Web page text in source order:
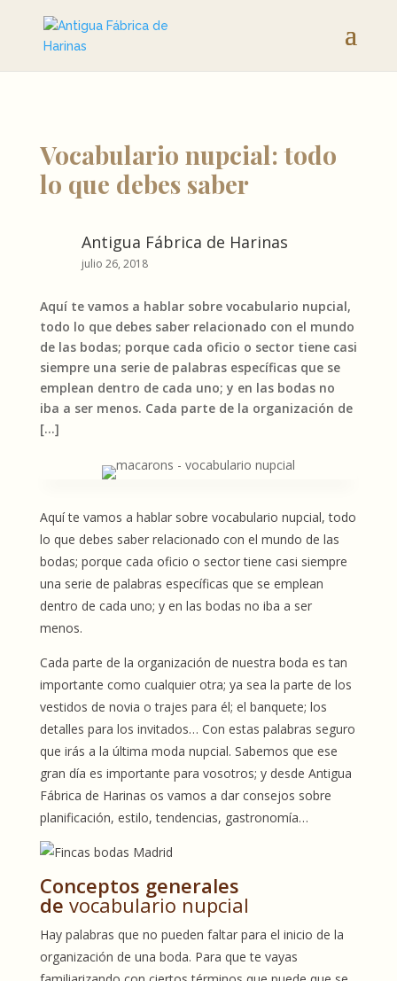
Vocabulario nupcial: todo
lo que debes saber
Antigua Fábrica de Harinas
julio 26, 2018
Aquí te vamos a hablar sobre vocabulario nupcial,
todo lo que debes saber relacionado con el mundo
de las bodas; porque cada oficio o sector tiene casi
siempre una serie de palabras específicas que se
emplean dentro de cada uno; y en las bodas no
iba a ser menos. Cada parte de la organización de
[…]
Aquí te vamos a hablar sobre vocabulario nupcial, todo
lo que debes saber relacionado con el mundo de las
bodas; porque cada oficio o sector tiene casi siempre
una serie de palabras específicas que se emplean
dentro de cada uno; y en las bodas no iba a ser
menos.
Cada parte de la organización de nuestra boda es tan
importante como cualquier otra; ya sea la parte de los
vestidos de novia o trajes para él; el banquete; los
detalles para los invitados… Con estas palabras seguro
que irás a la última moda nupcial. Sabemos que ese
gran día es importante para vosotros; y desde Antigua
Fábrica de Harinas os vamos a dar consejos sobre
planificación, estilo, tendencias, gastronomía…
Conceptos generales
de vocabulario nupcial
Hay palabras que no pueden faltar para el inicio de la
organización de una boda. Para que te vayas